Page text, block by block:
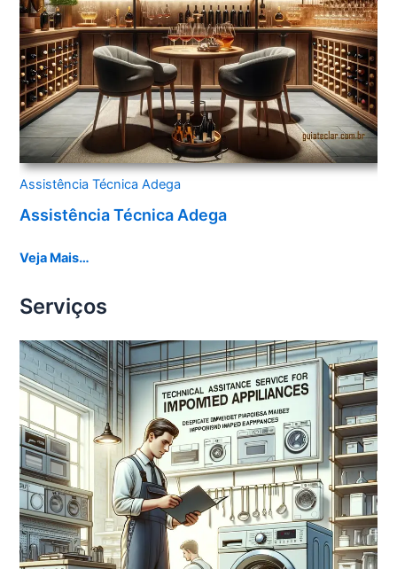
Assistência Técnica Adega
Assistência Técnica Adega
Veja Mais…
Serviços